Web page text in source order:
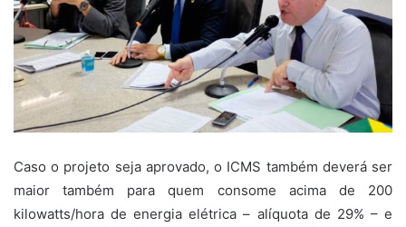
Caso o projeto seja aprovado, o ICMS também deverá ser
maior também para quem consome acima de 200
kilowatts/hora de energia elétrica – alíquota de 29% – e